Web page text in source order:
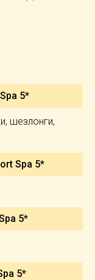
5*
шезлонги,
Spa 5*
5*
5*